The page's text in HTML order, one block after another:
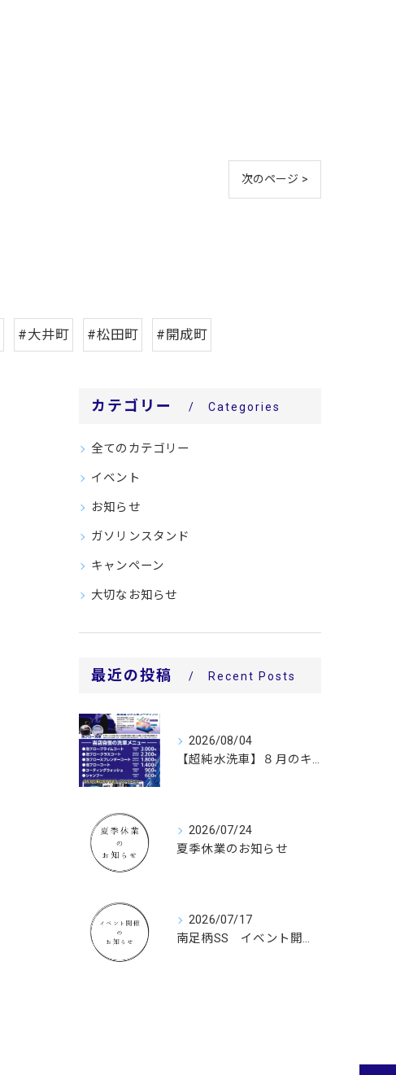
次のページ >
#大井町 #松田町 #開成町
カテゴリー Categories
全てのカテゴリー
イベント
お知らせ
ガソリンスタンド
キャンペーン
大切なお知らせ
最近の投稿 Recent Posts
2026/08/04
【超純水洗車】８月のキャンペーン価格についてのお知らせ
2026/07/24
夏季休業のお知らせ
2026/07/17
南足柄SS イベント開催のお知らせ